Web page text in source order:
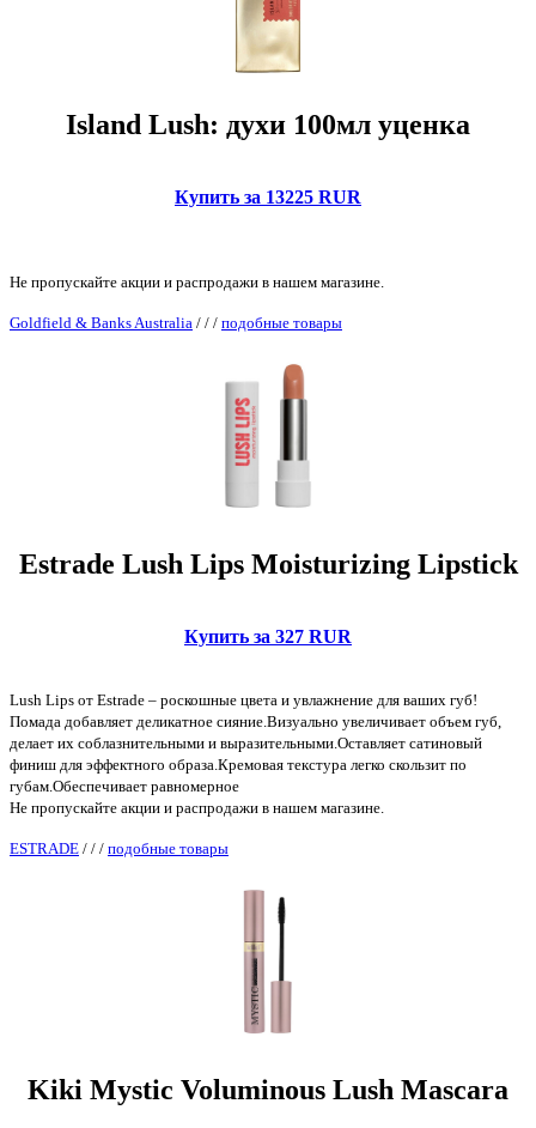
Island Lush: духи 100мл уценка
Купить за 13225 RUR
Не пропускайте акции и распродажи в нашем магазине.
Goldfield & Banks Australia / / / подобные товары
Estrade Lush Lips Moisturizing Lipstick
Купить за 327 RUR
Lush Lips от Estrade – роскошные цвета и увлажнение для ваших губ!
Помада добавляет деликатное сияние.Визуально увеличивает объем губ,
делает их соблазнительными и выразительными.Оставляет сатиновый
финиш для эффектного образа.Кремовая текстура легко скользит по
губам.Обеспечивает равномерное
Не пропускайте акции и распродажи в нашем магазине.
ESTRADE / / / подобные товары
Kiki Mystic Voluminous Lush Mascara